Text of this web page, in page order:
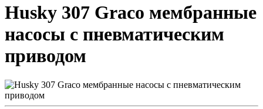
Husky 307 Graco мембранные
насосы с пневматическим
приводом